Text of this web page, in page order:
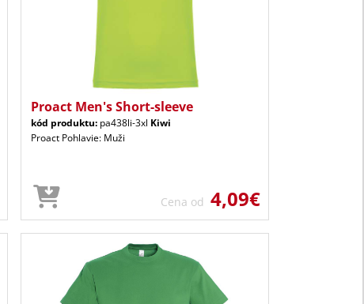
Proact Men's Short-sleeve
kód produktu: pa438li-3xl Kiwi
Proact Pohlavie: Muži
Cena od 4,09€